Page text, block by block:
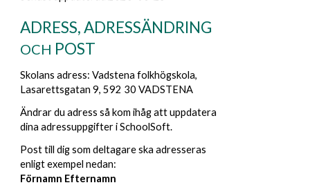
ADRESS, ADRESSÄNDRING
OCH POST
Skolans adress: Vadstena folkhögskola,
Lasarettsgatan 9, 592 30 VADSTENA
Ändrar du adress så kom ihåg att uppdatera
dina adressuppgifter i SchoolSoft.
Post till dig som deltagare ska adresseras
enligt exempel nedan:
Förnamn Efternamn